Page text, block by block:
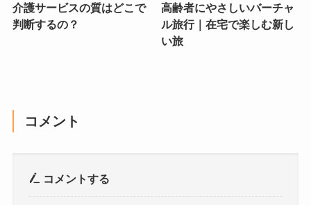
介護サービスの質はどこで
判断するの？
高齢者にやさしいバーチャ
ル旅行｜在宅で楽しむ新し
い旅
コメント
コメントする